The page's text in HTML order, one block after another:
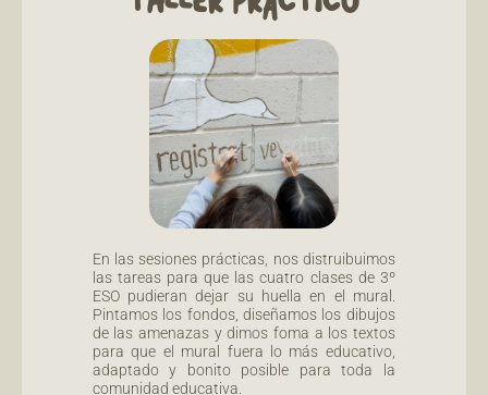
En las sesiones prácticas, nos distruibuimos
las tareas para que las cuatro clases de 3º
ESO pudieran dejar su huella en el mural.
Pintamos los fondos, diseñamos los dibujos
de las amenazas y dimos foma a los textos
para que el mural fuera lo más educativo,
adaptado y bonito posible para toda la
comunidad educativa.